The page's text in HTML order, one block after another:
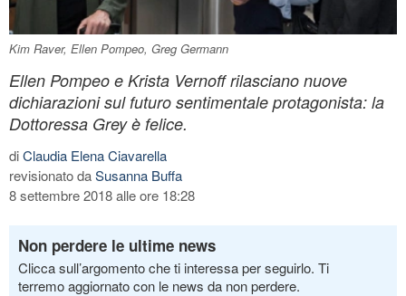
Kim Raver, Ellen Pompeo, Greg Germann
Ellen Pompeo e Krista Vernoff rilasciano nuove
dichiarazioni sul futuro sentimentale protagonista: la
Dottoressa Grey è felice.
diClaudia Elena Ciavarella
revisionato daSusanna Buffa
8 settembre 2018 alle ore 18:28
Non perdere le ultime news
Clicca sull’argomento che ti interessa per seguirlo. Ti
terremo aggiornato con le news da non perdere.